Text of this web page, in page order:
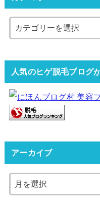
人気のヒゲ脱毛ブログ
アーカイブ